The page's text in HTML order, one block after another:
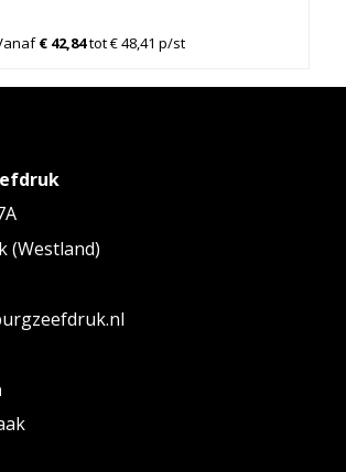
€ 42,84tot € 48,41 p/st
(Westland)